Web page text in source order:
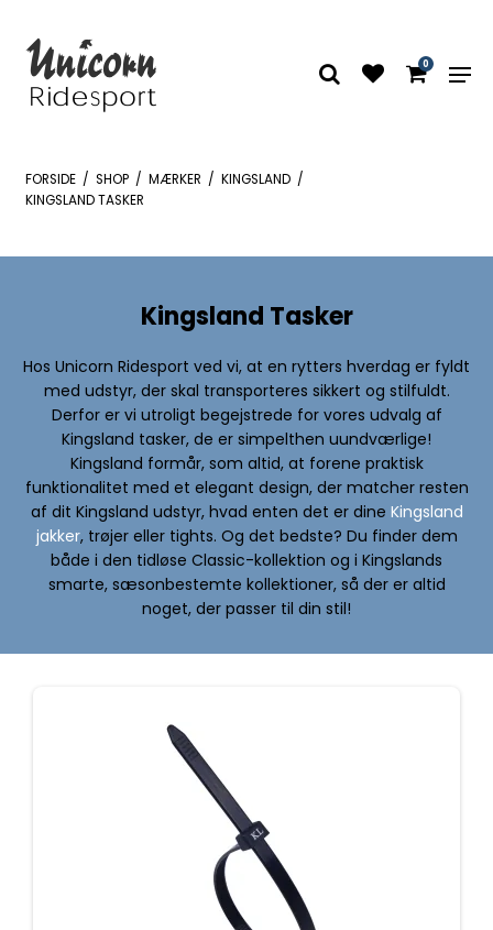
0
FORSIDE / SHOP / MÆRKER / KINGSLAND /
KINGSLAND TASKER
Kingsland Tasker
Hos Unicorn Ridesport ved vi, at en rytters hverdag er fyldt
med udstyr, der skal transporteres sikkert og stilfuldt.
Derfor er vi utroligt begejstrede for vores udvalg af
Kingsland tasker, de er simpelthen uundværlige!
Kingsland formår, som altid, at forene praktisk
funktionalitet med et elegant design, der matcher resten
af dit Kingsland udstyr, hvad enten det er dine Kingsland
jakker, trøjer eller tights. Og det bedste? Du finder dem
både i den tidløse Classic-kollektion og i Kingslands
smarte, sæsonbestemte kollektioner, så der er altid
noget, der passer til din stil!